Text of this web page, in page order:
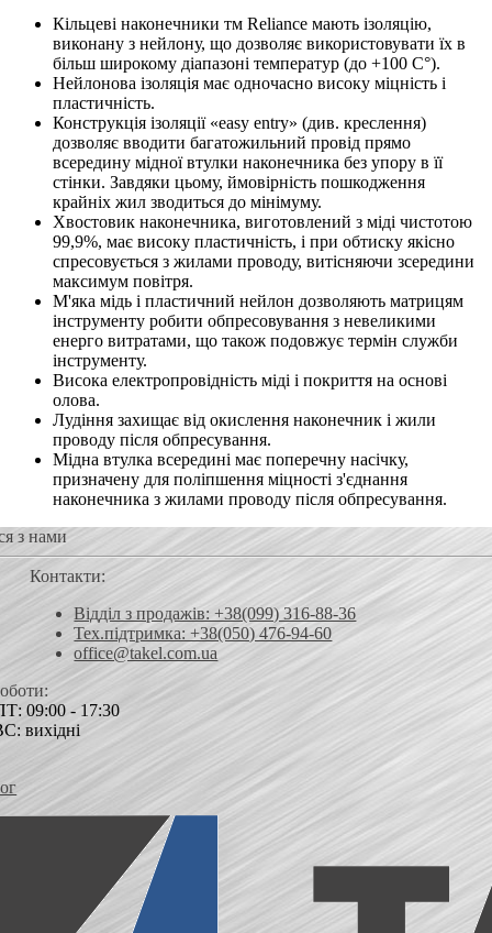
Кільцеві наконечники тм Reliance мають ізоляцію,
виконану з нейлону, що дозволяє використовувати їх в
більш широкому діапазоні температур (до +100 С°).
Нейлонова ізоляція має одночасно високу міцність і
пластичність.
Конструкція ізоляції «easy entry» (див. креслення)
дозволяє вводити багатожильний провід прямо
всередину мідної втулки наконечника без упору в її
стінки. Завдяки цьому, ймовірність пошкодження
крайніх жил зводиться до мінімуму.
Хвостовик наконечника, виготовлений з міді чистотою
99,9%, має високу пластичність, і при обтиску якісно
спресовується з жилами проводу, витісняючи зсередини
максимум повітря.
М'яка мідь і пластичний нейлон дозволяють матрицям
інструменту робити обпресовування з невеликими
енерго витратами, що також подовжує термін служби
інструменту.
Висока електропровідність міді і покриття на основі
олова.
Лудіння захищає від окислення наконечник і жили
проводу після обпресування.
Мідна втулка всередині має поперечну насічку,
призначену для поліпшення міцності з'єднання
наконечника з жилами проводу після обпресування.
з нами
Контакти:
Відділ з продажів: +38(099) 316-88-36
Тех.підтримка: +38(050) 476-94-60
office@takel.com.ua
09:00 - 17:30
вихідні